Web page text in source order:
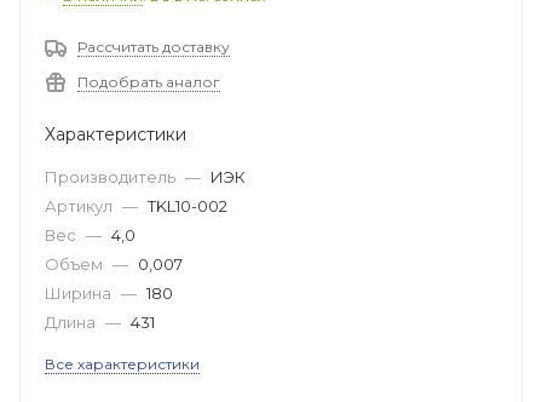
Рассчитать доставку
Подобрать аналог
Характеристики
Производитель — ИЭК
Артикул — TKL10-002
Вес — 4,0
Объем — 0,007
Ширина — 180
Длина — 431
Все характеристики